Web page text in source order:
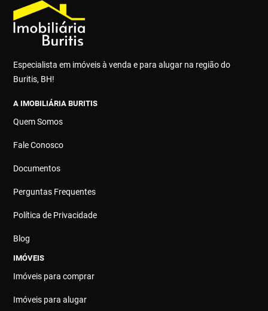
Especialista em imóveis à venda e para alugar na região do
Buritis, BH!
A IMOBILIÁRIA BURITIS
Quem Somos
Fale Conosco
Documentos
Perguntas Frequentes
Política de Privacidade
Blog
IMÓVEIS
Imóveis para comprar
Imóveis para alugar